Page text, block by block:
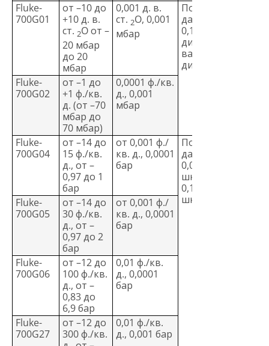
Fluke-
700G01
от –10 до
+10 д. в.
ст. 2O от –
20 мбар
до 20
мбар
0,001 д. в.
ст. 2O, 0,001
мбар
Положительное
давление ±
0,1 %
диапазона,
вакуум ± 0,1 %
диапазона
Fluke-
700G02
от –1 до
+1 ф./кв.
д. (от –70
мбар до
70 мбар)
0,0001 ф./кв.
д., 0,001
мбар
Fluke-
700G04
от –14 до
15 ф./кв.
д., от –
0,97 до 1
бар
от 0,001 ф./
кв. д., 0,0001
бар
Положительное
давление ±
0,05 % полной
шкалы вакуум ±
0,1 % полной
шкалы
Fluke-
700G05
от –14 до
30 ф./кв.
д., от –
0,97 до 2
бар
от 0,001 ф./
кв. д., 0,0001
бар
Fluke-
700G06
от –12 до
100 ф./кв.
д., от –
0,83 до
6,9 бар
0,01 ф./кв.
д., 0,0001
бар
Fluke-
700G27
от –12 до
300 ф./кв.
0,01 ф./кв.
д., 0,001 бар